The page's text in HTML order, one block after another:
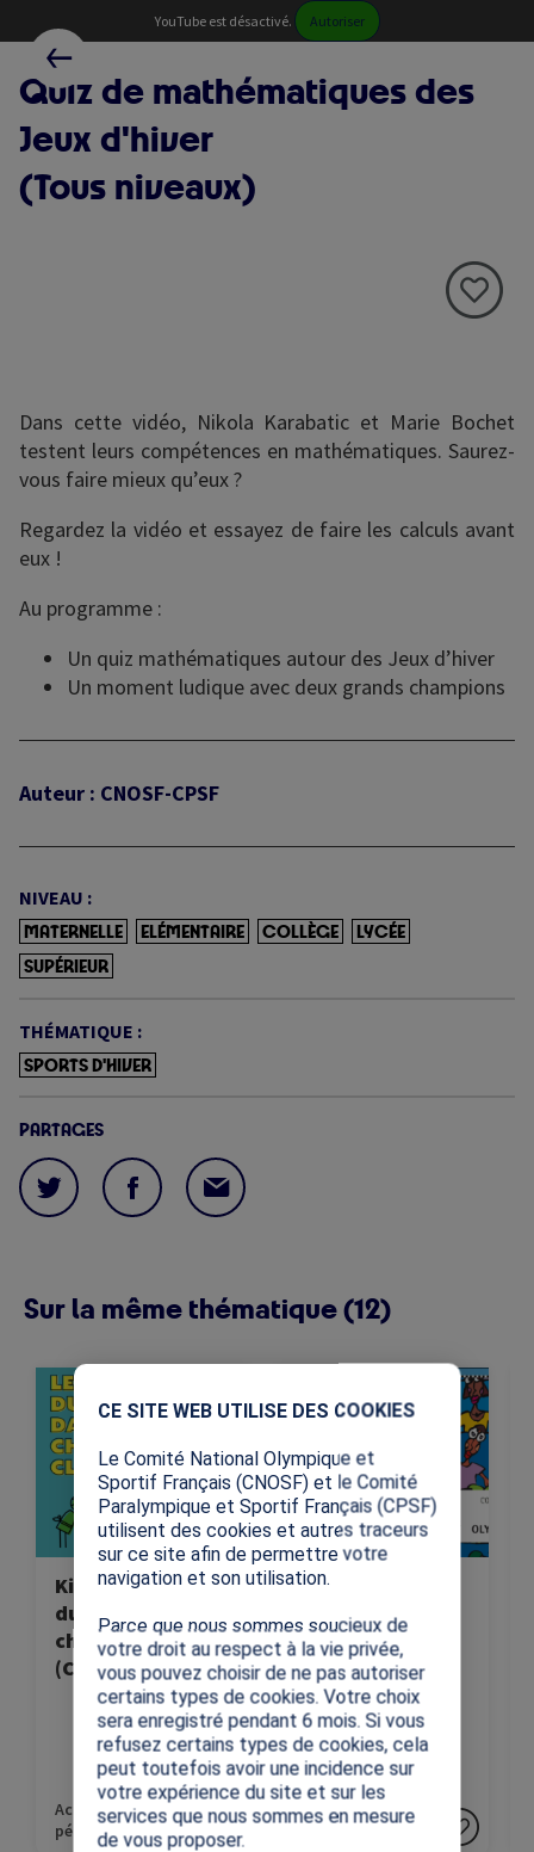
to
content
YouTube est désactivé. Autoriser
Quiz de mathématiques des
Jeux d'hiver
(Tous niveaux)
Dans cette vidéo, Nikola Karabatic et Marie Bochet
testent leurs compétences en mathématiques. Saurez-
vous faire mieux qu’eux ?
Regardez la vidéo et essayez de faire les calculs avant
eux !
Au programme :
Un quiz mathématiques autour des Jeux d’hiver
Un moment ludique avec deux grands champions
Auteur : CNOSF-CPSF
NIVEAU :
MATERNELLE ELÉMENTAIRE COLLÈGE
LYCÉE
SUPÉRIEUR
THÉMATIQUE :
SPORTS D'HIVER
PARTAGES
Sur la même thématique (12)
Image
Kit « Les valeurs
du sport dans
chaque classe »
(CE1-6ème)
Activités
pédagogiques
Cette ressource vise à
transmettre les valeurs
fondamentales du sport:
le respect, l'équité et
l'inclusion.
Connaissez-vous
les Jeux
Olympiques ?
(CP-Supérieur)
Activités
pédagogiques
Cette ressource
présente les notions
fondamentales des Jeux
Olympiques.
Paramétrer les cookies
CE SITE WEB UTILISE DES COOKIES
Le Comité National Olympique et
Sportif Français (CNOSF) et le Comité
Paralympique et Sportif Français (CPSF)
utilisent des cookies et autres traceurs
sur ce site afin de permettre votre
navigation et son utilisation.
Parce que nous sommes soucieux de
votre droit au respect à la vie privée,
vous pouvez choisir de ne pas autoriser
certains types de cookies. Votre choix
sera enregistré pendant 6 mois. Si vous
refusez certains types de cookies, cela
peut toutefois avoir une incidence sur
votre expérience du site et sur les
services que nous sommes en mesure
de vous proposer.